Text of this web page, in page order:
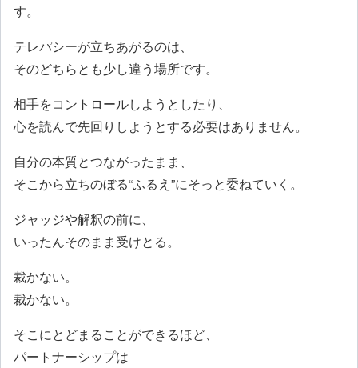
す。
テレパシーが立ちあがるのは、
そのどちらとも少し違う場所です。
相手をコントロールしようとしたり、
心を読んで先回りしようとする必要はありません。
自分の本質とつながったまま、
そこから立ちのぼる“ふるえ”にそっと委ねていく。
ジャッジや解釈の前に、
いったんそのまま受けとる。
裁かない。
裁かない。
そこにとどまることができるほど、
パートナーシップは